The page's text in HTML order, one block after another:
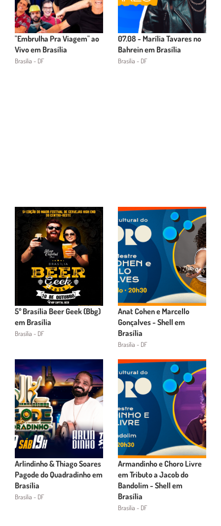
"Embrulha Pra Viagem" ao
Vivo em Brasília
Brasília - DF
07.08 - Marília Tavares no
Bahrein em Brasília
Brasília - DF
5º Brasília Beer Geek (Bbg)
em Brasília
Brasília - DF
Anat Cohen e Marcello
Gonçalves - Shell em
Brasília
Brasília - DF
Arlindinho & Thiago Soares
Pagode do Quadradinho em
Brasília
Brasília - DF
Armandinho e Choro Livre
em Tributo a Jacob do
Bandolim - Shell em
Brasília
Brasília - DF